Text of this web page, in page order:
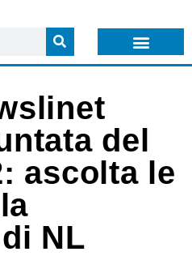
del
ascolta le
NL